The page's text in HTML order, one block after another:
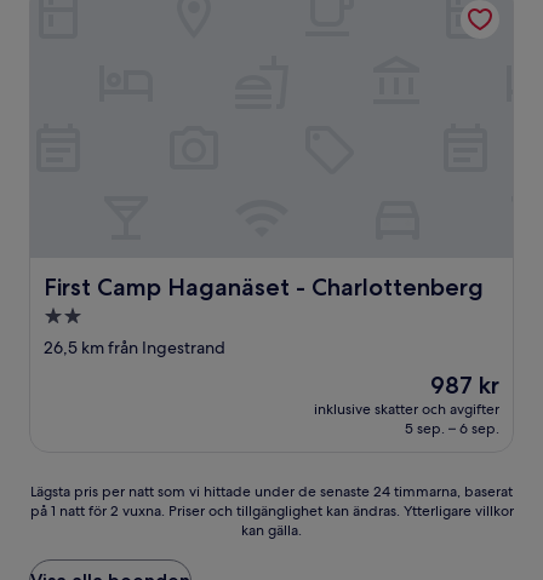
First Camp Haganäset - Charlottenberg
First Camp Haganäset - Charlottenberg
2.0-
stjärnigt
26,5 km från Ingestrand
Priset
är
987 kr
987 kr
inklusive skatter och avgifter
5 sep. – 6 sep.
Lägsta
pris
natt
Lägsta pris per natt som vi hittade under de senaste 24 timmarna, baserat
på 1 natt för 2 vuxna. Priser och tillgänglighet kan ändras. Ytterligare villkor
kan gälla.